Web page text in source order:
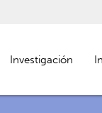
Investigación